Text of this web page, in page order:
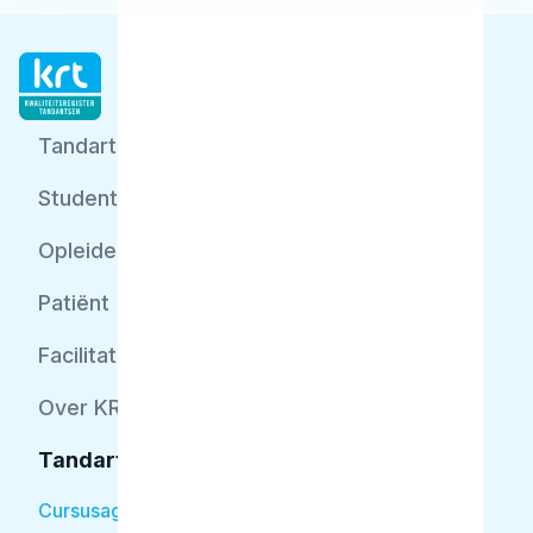
Tandarts
Student
Opleider
Patiënt
Facilitator
Over KRT
Tandarts
Cursusagenda